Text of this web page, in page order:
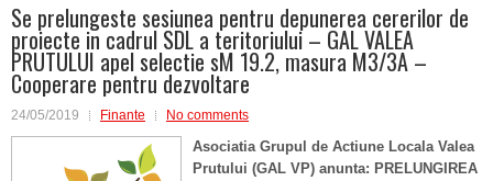
Se prelungeste sesiunea pentru depunerea cererilor de
proiecte in cadrul SDL a teritoriului – GAL VALEA
PRUTULUI apel selectie sM 19.2, masura M3/3A –
Cooperare pentru dezvoltare
24/05/2019 Finante No comments
Asociatia Grupul de Actiune Locala Valea
Prutului (GAL VP) anunta: PRELUNGIREA